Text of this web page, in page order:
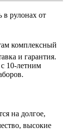
в рулонах от
комплексный
и гарантия.
10-летним
на долгое,
высокие